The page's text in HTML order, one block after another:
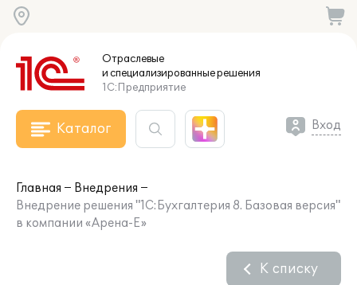
Отраслевые
и специализированныерешения
1С:Предприятие
Каталог Вход
Главная
Внедрения
Внедрение решения "1С:Бухгалтерия 8. Базовая версия"
в компании «Арена-Е»
К списку